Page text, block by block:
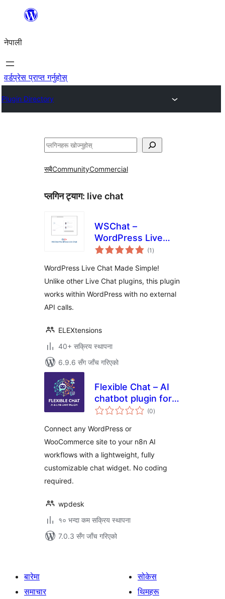
सामग्रीमा
नेपाली
वर्डप्रेस प्राप्त गर्नुहोस्
Plugin Directory
खोज्नुहोस्
सबैCommunityCommercial
प्लगिन ट्याग: live chat
WSChat –
WordPress Live
Chat
(1 कुल
रेटिङ्गहरू
)
WordPress Live Chat Made Simple!
Unlike other Live Chat plugins, this plugin
works within WordPress with no external
API calls.
ELEXtensions
40+ सक्रिय स्थापना
6.9.6 सँग जाँच गरिएको
Flexible Chat – AI
chatbot plugin for
WordPress and
(0कुल
रेटिङ्गहरू
)
Connect any WordPress or
WooCommerce site to your n8n AI
workflows with a lightweight, fully
customizable chat widget. No coding
required.
wpdesk
१० भन्दा कम सक्रिय स्थापना
7.0.3 सँग जाँच गरिएको
बारेमा
समाचार
सोकेस
थिमहरू